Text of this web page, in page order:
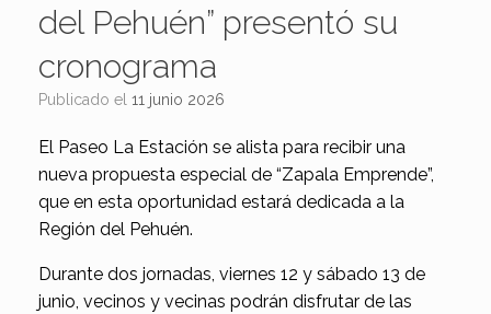
del Pehuén” presentó su
cronograma
Publicado el 11 junio 2026
El Paseo La Estación se alista para recibir una
nueva propuesta especial de “Zapala Emprende”,
que en esta oportunidad estará dedicada a la
Región del Pehuén.
Durante dos jornadas, viernes 12 y sábado 13 de
junio, vecinos y vecinas podrán disfrutar de las